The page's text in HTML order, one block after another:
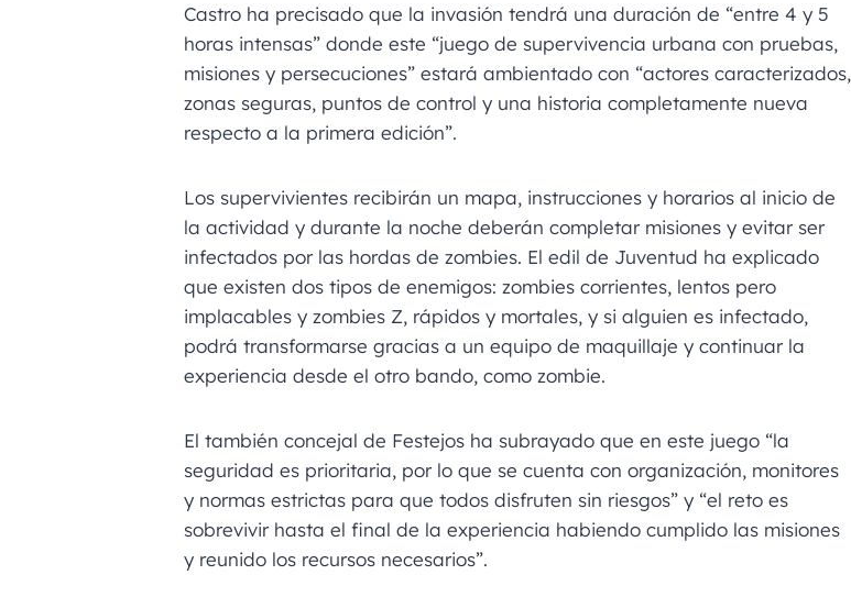
Castro ha precisado que la invasión tendrá una duración de “entre 4 y 5
horas intensas” donde este “juego de supervivencia urbana con pruebas,
misiones y persecuciones” estará ambientado con “actores caracterizados,
zonas seguras, puntos de control y una historia completamente nueva
respecto a la primera edición”.
Los supervivientes recibirán un mapa, instrucciones y horarios al inicio de
la actividad y durante la noche deberán completar misiones y evitar ser
infectados por las hordas de zombies. El edil de Juventud ha explicado
que existen dos tipos de enemigos: zombies corrientes, lentos pero
implacables y zombies Z, rápidos y mortales, y si alguien es infectado,
podrá transformarse gracias a un equipo de maquillaje y continuar la
experiencia desde el otro bando, como zombie.
El también concejal de Festejos ha subrayado que en este juego “la
seguridad es prioritaria, por lo que se cuenta con organización, monitores
y normas estrictas para que todos disfruten sin riesgos” y “el reto es
sobrevivir hasta el final de la experiencia habiendo cumplido las misiones
y reunido los recursos necesarios”.